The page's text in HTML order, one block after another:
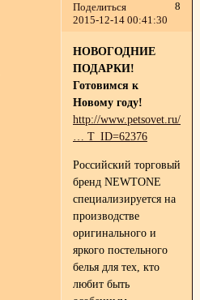
Поделиться
8
2015-12-14 00:41:30
НОВОГОДНИЕ
ПОДАРКИ!
Готовимся к
Новому году!
http://www.petsovet.ru/
… T_ID=62376
Российский торговый
бренд NEWTONE
специализируется на
производстве
оригинального и
яркого постельного
белья для тех, кто
любит быть